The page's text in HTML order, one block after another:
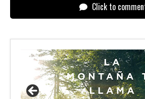
Click to